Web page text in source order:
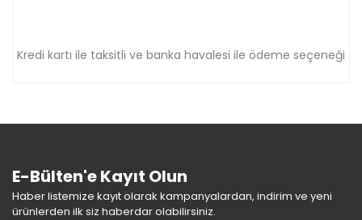
Kredi kartı ile taksitli ve banka havalesi ile ödeme seçeneği
E-Bülten'e Kayıt Olun
Haber listemize kayıt olarak kampanyalardan, indirim ve yeni
ürünlerden ilk siz haberdar olabilirsiniz.